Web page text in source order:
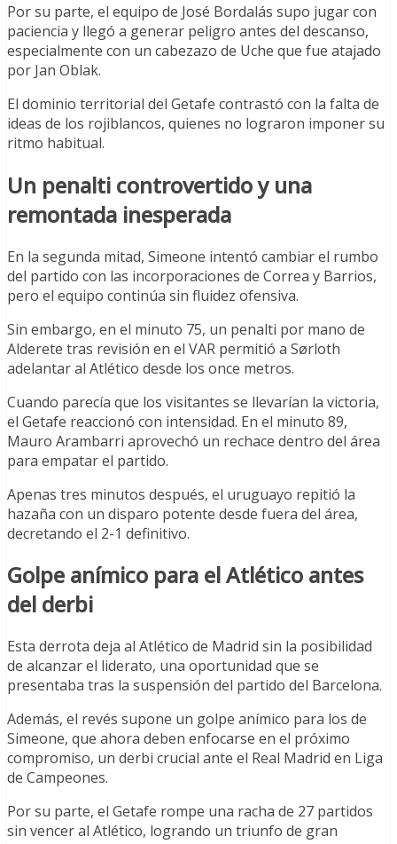
Por su parte, el equipo de José Bordalás supo jugar con
paciencia y llegó a generar peligro antes del descanso,
especialmente con un cabezazo de Uche que fue atajado
por Jan Oblak.
El dominio territorial del Getafe contrastó con la falta de
ideas de los rojiblancos, quienes no lograron imponer su
ritmo habitual.
Un penalti controvertido y una
remontada inesperada
En la segunda mitad, Simeone intentó cambiar el rumbo
del partido con las incorporaciones de Correa y Barrios,
pero el equipo continúa sin fluidez ofensiva.
Sin embargo, en el minuto 75, un penalti por mano de
Alderete tras revisión en el VAR permitió a Sørloth
adelantar al Atlético desde los once metros.
Cuando parecía que los visitantes se llevarían la victoria,
el Getafe reaccionó con intensidad. En el minuto 89,
Mauro Arambarri aprovechó un rechace dentro del área
para empatar el partido.
Apenas tres minutos después, el uruguayo repitió la
hazaña con un disparo potente desde fuera del área,
decretando el 2-1 definitivo.
Golpe anímico para el Atlético antes
del derbi
Esta derrota deja al Atlético de Madrid sin la posibilidad
de alcanzar el liderato, una oportunidad que se
presentaba tras la suspensión del partido del Barcelona.
Además, el revés supone un golpe anímico para los de
Simeone, que ahora deben enfocarse en el próximo
compromiso, un derbi crucial ante el Real Madrid en Liga
de Campeones.
Por su parte, el Getafe rompe una racha de 27 partidos
sin vencer al Atlético, logrando un triunfo de gran